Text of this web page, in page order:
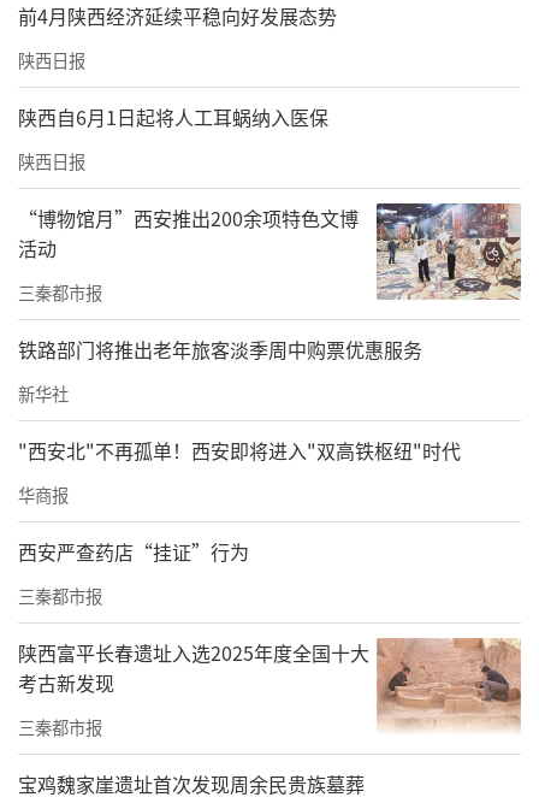
前4月陕西经济延续平稳向好发展态势
陕西日报
陕西自6月1日起将人工耳蜗纳入医保
陕西日报
“博物馆月”西安推出200余项特色文博
活动
三秦都市报
铁路部门将推出老年旅客淡季周中购票优惠服务
新华社
"西安北"不再孤单！西安即将进入"双高铁枢纽"时代
华商报
西安严查药店“挂证”行为
三秦都市报
陕西富平长春遗址入选2025年度全国十大
考古新发现
三秦都市报
宝鸡魏家崖遗址首次发现周余民贵族墓葬